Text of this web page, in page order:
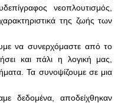
νεοπλουτισμός,
της ζωής των
να συνερχόμαστε από το
και πάλι η λογική μας,
Τα συνοψίζουμε σε μια
δεδομένα, αποδείχθηκαν